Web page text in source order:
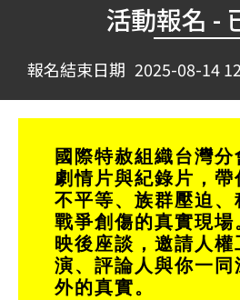
國際特赦組織台灣
劇情片與紀錄片，帶
不平等、族群壓迫、
戰爭創傷的真實現場
映後座談，邀請人權
演、評論人與你一同
外的真實。
活動報名 -
報名結束日期 2025-08-14